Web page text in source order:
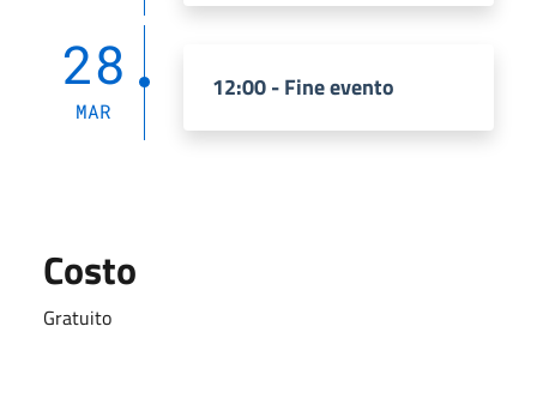
28
MAR
12:00 - Fine evento
Costo
Gratuito